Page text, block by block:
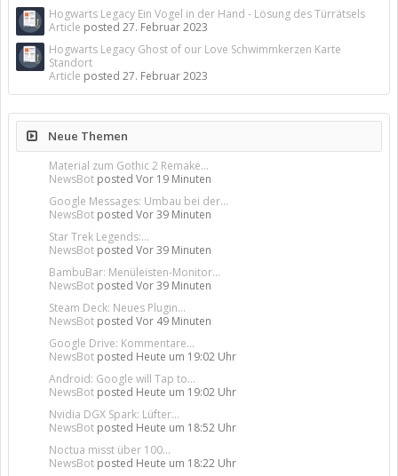
Hogwarts Legacy Ein Vogel in der Hand - Lösung des Türrätsels
Article posted 27. Februar 2023
Hogwarts Legacy Ghost of our Love Schwimmkerzen Karte
Standort
Article posted 27. Februar 2023
Neue Themen
Material zum Gothic 2 Remake...
NewsBot posted Vor 19 Minuten
Google Messages: Umbau bei der...
NewsBot posted Vor 39 Minuten
Star Trek Legends:...
NewsBot posted Vor 39 Minuten
BambuBar: Menüleisten-Monitor...
NewsBot posted Vor 39 Minuten
Steam Deck: Neues Plugin...
NewsBot posted Vor 49 Minuten
Google Drive: Kommentare...
NewsBot posted Heute um 19:02 Uhr
Android: Google will Tap to...
NewsBot posted Heute um 19:02 Uhr
Nvidia DGX Spark: Lüfter...
NewsBot posted Heute um 18:52 Uhr
Noctua misst über 100...
NewsBot posted Heute um 18:22 Uhr